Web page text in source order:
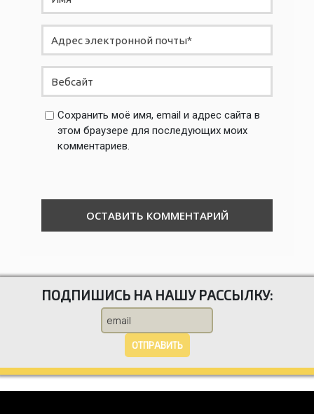
Сохранить моё имя, email и адрес сайта в
этом браузере для последующих моих
комментариев.
ПОДПИШИСЬ НА НАШУ РАССЫЛКУ:
ОТПРАВИТЬ